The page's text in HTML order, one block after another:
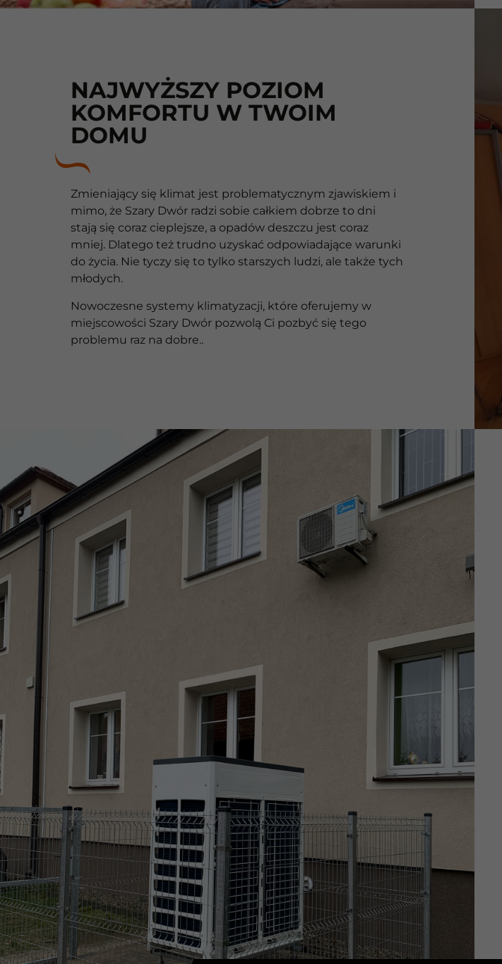
NAJWYŻSZY POZIOM
KOMFORTU W TWOIM
DOMU
Zmieniający się klimat jest problematycznym zjawiskiem i
mimo, że Szary Dwór radzi sobie całkiem dobrze to dni
stają się coraz cieplejsze, a opadów deszczu jest coraz
mniej. Dlatego też trudno uzyskać odpowiadające warunki
do życia. Nie tyczy się to tylko starszych ludzi, ale także tych
młodych.
Nowoczesne systemy klimatyzacji, które oferujemy w
miejscowości Szary Dwór pozwolą Ci pozbyć się tego
problemu raz na dobre..